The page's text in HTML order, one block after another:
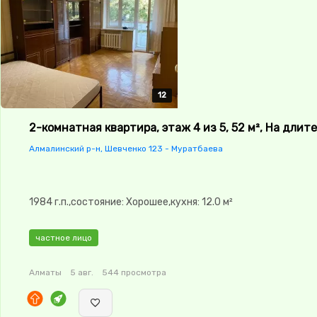
12
12
12
12
12
2-комнатная квартира, этаж 4 из 5, 52 м², На
Алмалинский р-н, Шевченко 123 - Муратбаева
1984 г.п.,состояние: Хорошее,кухня: 12.0 м²
частное лицо
Алматы 5 авг. 544 просмотра